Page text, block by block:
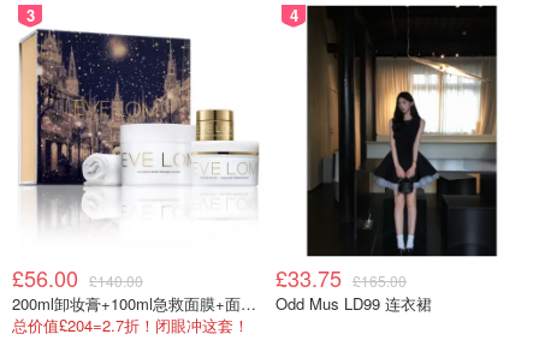
3
£56.00 £140.00
200ml卸妆膏+100ml急救面膜+面霜+洁颜布
总价值£204=2.7折！闭眼冲这套！
4
£33.75 £165.00
Odd Mus LD99 连衣裙